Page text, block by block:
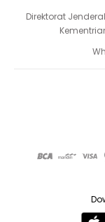
Direktorat